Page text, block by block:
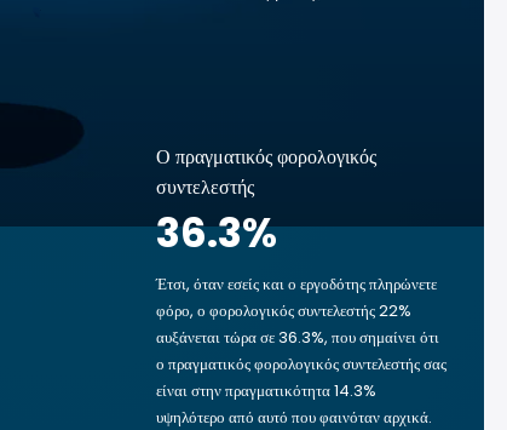
Ο πραγματικός φορολογικός
συντελεστής
36.3%
Έτσι, όταν εσείς και ο εργοδότης πληρώνετε
φόρο, ο φορολογικός συντελεστής 22%
αυξάνεται τώρα σε 36.3%, που σημαίνει ότι
ο πραγματικός φορολογικός συντελεστής σας
είναι στην πραγματικότητα 14.3%
υψηλότερο από αυτό που φαινόταν αρχικά.